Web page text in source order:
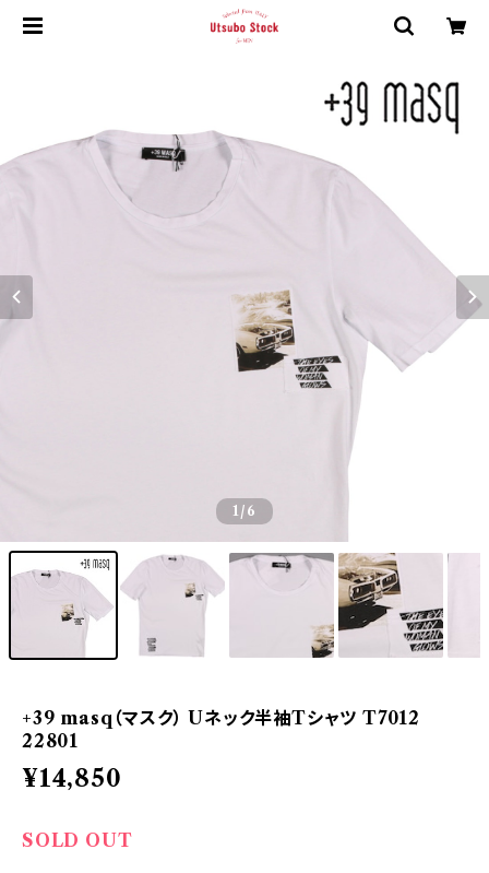
1/6
+39 masq（マスク） Uネック半袖Tシャツ T7012
22801
¥14,850
SOLD OUT